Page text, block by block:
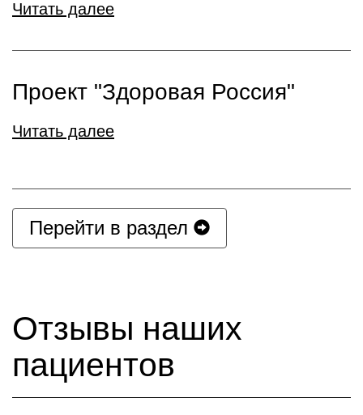
Читать далее
Проект "Здоровая Россия"
Читать далее
Перейти в раздел
Отзывы наших
пациентов